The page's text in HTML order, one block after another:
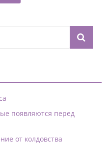
появляются перед
от колдовства